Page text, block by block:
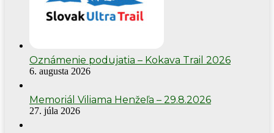
Oznámenie podujatia – Kokava Trail 2026
6. augusta 2026
Memoriál Viliama Henžeľa – 29.8.2026
27. júla 2026